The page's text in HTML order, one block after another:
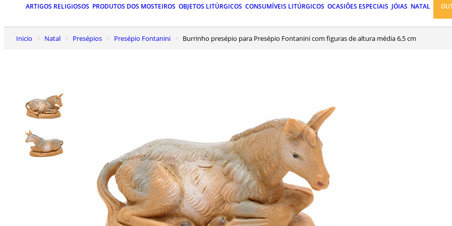
ARTIGOS RELIGIOSOS PRODUTOS DOS MOSTEIROS OBJETOS LITÚRGICOS CONSUMÍVEIS LITÚRGICOS OCASIÕES ESPECIAIS JÓIAS NATAL
Inicio Natal Presépios Presépio Fontanini Burrinho presépio para Presépio Fontanini com figuras de altura média 6,5 cm